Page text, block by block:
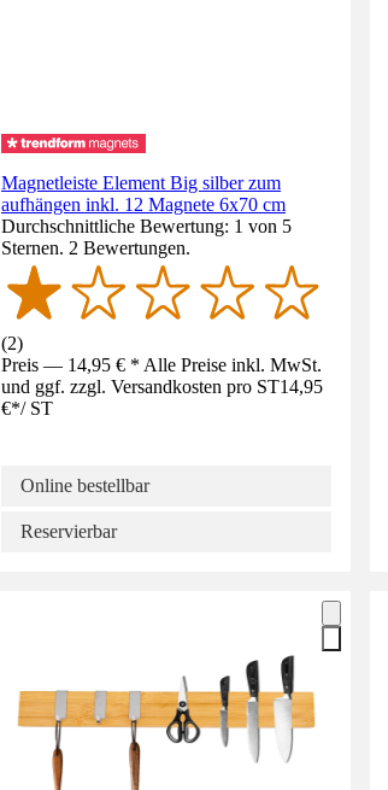
Magnetleiste Element Big silber zum
aufhängen inkl. 12 Magnete 6x70 cm
Durchschnittliche Bewertung: 1 von 5
Sternen. 2 Bewertungen.
(2)
Preis — 14,95 € * Alle Preise inkl. MwSt.
und ggf. zzgl. Versandkosten pro ST14,95
€*/ ST
Online bestellbar
Reservierbar